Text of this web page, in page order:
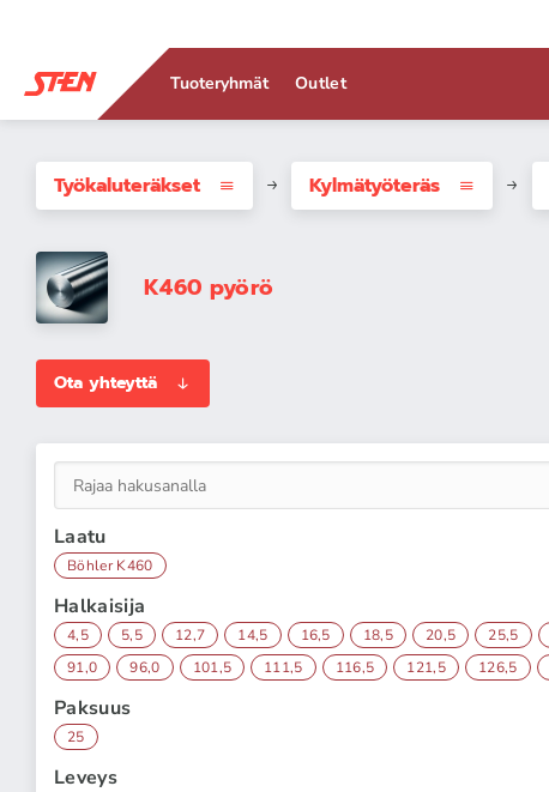
Tuoteryhmät Outlet
Työkaluteräkset Kylmätyöteräs
K460 pyörö
Ota yhteyttä
Laatu
Böhler K460
Halkaisija
4,5 5,5 12,7 14,5 16,5 18,5 20,5 25,5
91,0
96,0 101,5 111,5 116,5 121,5 126,5
Paksuus
25
Leveys